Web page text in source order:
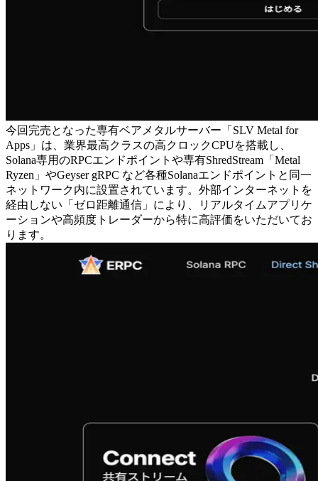
今回完売となった専有ベアメタルサーバー「SLV Metal for
Apps」は、業界最高クラスの高クロックCPUを搭載し、
Solana専用のRPCエンドポイントや専有ShredStream「Metal
Ryzen」やGeyser gRPC など各種Solanaエンドポイントと同一
ネットワーク内に設置されています。外部インターネットを
経由しない「ゼロ距離通信」により、リアルタイムアプリケ
ーションや高頻度トレーダーから特に高評価をいただいてお
ります。